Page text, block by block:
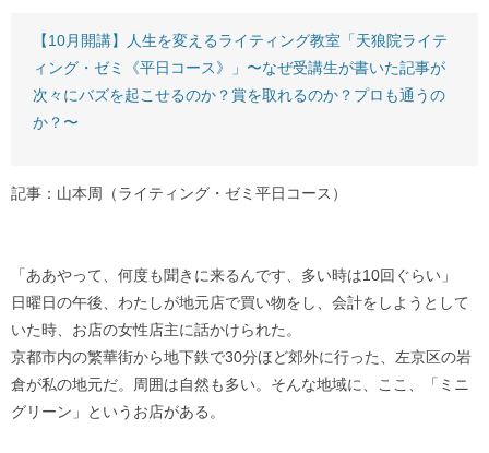
【10月開講】人生を変えるライティング教室「天狼院ライテ
ィング・ゼミ《平日コース》」〜なぜ受講生が書いた記事が
次々にバズを起こせるのか？賞を取れるのか？プロも通うの
か？〜
記事：山本周（ライティング・ゼミ平日コース）
「ああやって、何度も聞きに来るんです、多い時は10回ぐらい」
日曜日の午後、わたしが地元店で買い物をし、会計をしようとして
いた時、お店の女性店主に話かけられた。
京都市内の繁華街から地下鉄で30分ほど郊外に行った、左京区の岩
倉が私の地元だ。周囲は自然も多い。そんな地域に、ここ、「ミニ
グリーン」というお店がある。